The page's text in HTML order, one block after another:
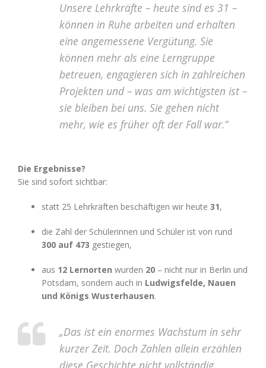
Unsere Lehrkräfte – heute sind es 31 –
können in Ruhe arbeiten und erhalten
eine angemessene Vergütung. Sie
können mehr als eine Lerngruppe
betreuen, engagieren sich in zahlreichen
Projekten und – was am wichtigsten ist –
sie bleiben bei uns. Sie gehen nicht
mehr, wie es früher oft der Fall war.“
Die Ergebnisse?
Sie sind sofort sichtbar:
statt 25 Lehrkräften beschäftigen wir heute 31,
die Zahl der Schülerinnen und Schüler ist von rund
300 auf 473 gestiegen,
aus 12 Lernorten wurden 20 – nicht nur in Berlin und
Potsdam, sondern auch in Ludwigsfelde, Nauen
und Königs Wusterhausen.
„Das ist ein enormes Wachstum in sehr
kurzer Zeit. Doch Zahlen allein erzählen
diese Geschichte nicht vollständig.